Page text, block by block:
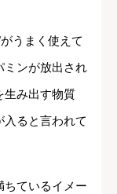
うまく使えて
ミンが放出され
生み出す物質
ると言われて
ちているイメー